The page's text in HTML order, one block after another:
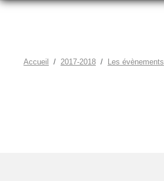
Accueil 2017-2018 Les évènements